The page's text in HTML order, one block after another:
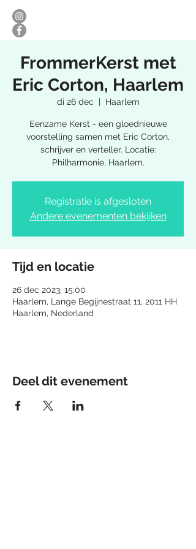
FrommerKerst met
Eric Corton, Haarlem
di 26 dec
  |
Haarlem
Eenzame Kerst - een gloednieuwe
voorstelling samen met Eric Corton,
schrijver en verteller. Locatie:
Philharmonie, Haarlem.
Registratie is afgesloten
Andere evenementen bekijken
Tijd en locatie
26 dec 2023, 15:00
Haarlem, Lange Begijnestraat 11, 2011 HH
Haarlem, Nederland
Deel dit evenement